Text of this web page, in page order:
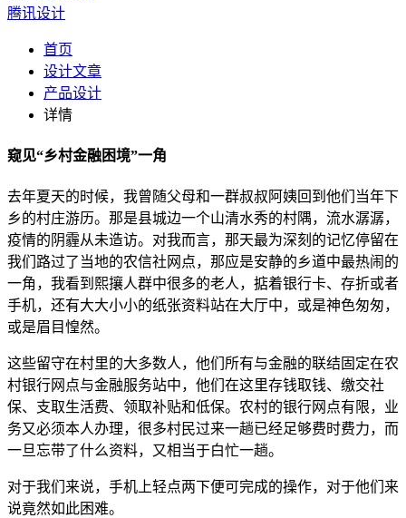
腾讯设计
首页
设计文章
产品设计
详情
窥见“乡村金融困境”一角
去年夏天的时候，我曾随父母和一群叔叔阿姨回到他们当年下
乡的村庄游历。那是县城边一个山清水秀的村隅，流水潺潺，
疫情的阴霾从未造访。对我而言，那天最为深刻的记忆停留在
我们路过了当地的农信社网点，那应是安静的乡道中最热闹的
一角，我看到熙攘人群中很多的老人，掂着银行卡、存折或者
手机，还有大大小小的纸张资料站在大厅中，或是神色匆匆，
或是眉目惶然。
这些留守在村里的大多数人，他们所有与金融的联结固定在农
村银行网点与金融服务站中，他们在这里存钱取钱、缴交社
保、支取生活费、领取补贴和低保。农村的银行网点有限，业
务又必须本人办理，很多村民过来一趟已经足够费时费力，而
一旦忘带了什么资料，又相当于白忙一趟。
对于我们来说，手机上轻点两下便可完成的操作，对于他们来
说竟然如此困难。